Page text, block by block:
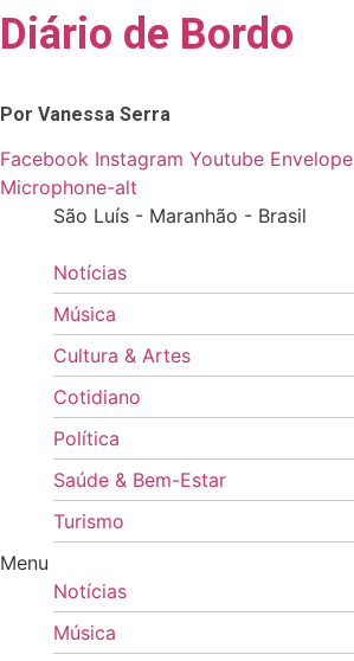
Skip
to
Diário de Bordo
Por Vanessa Serra
Facebook Instagram Youtube Envelope
Microphone-alt
São Luís - Maranhão - Brasil
Notícias
Música
Cultura & Artes
Cotidiano
Política
Saúde & Bem-Estar
Turismo
Menu
Notícias
Música